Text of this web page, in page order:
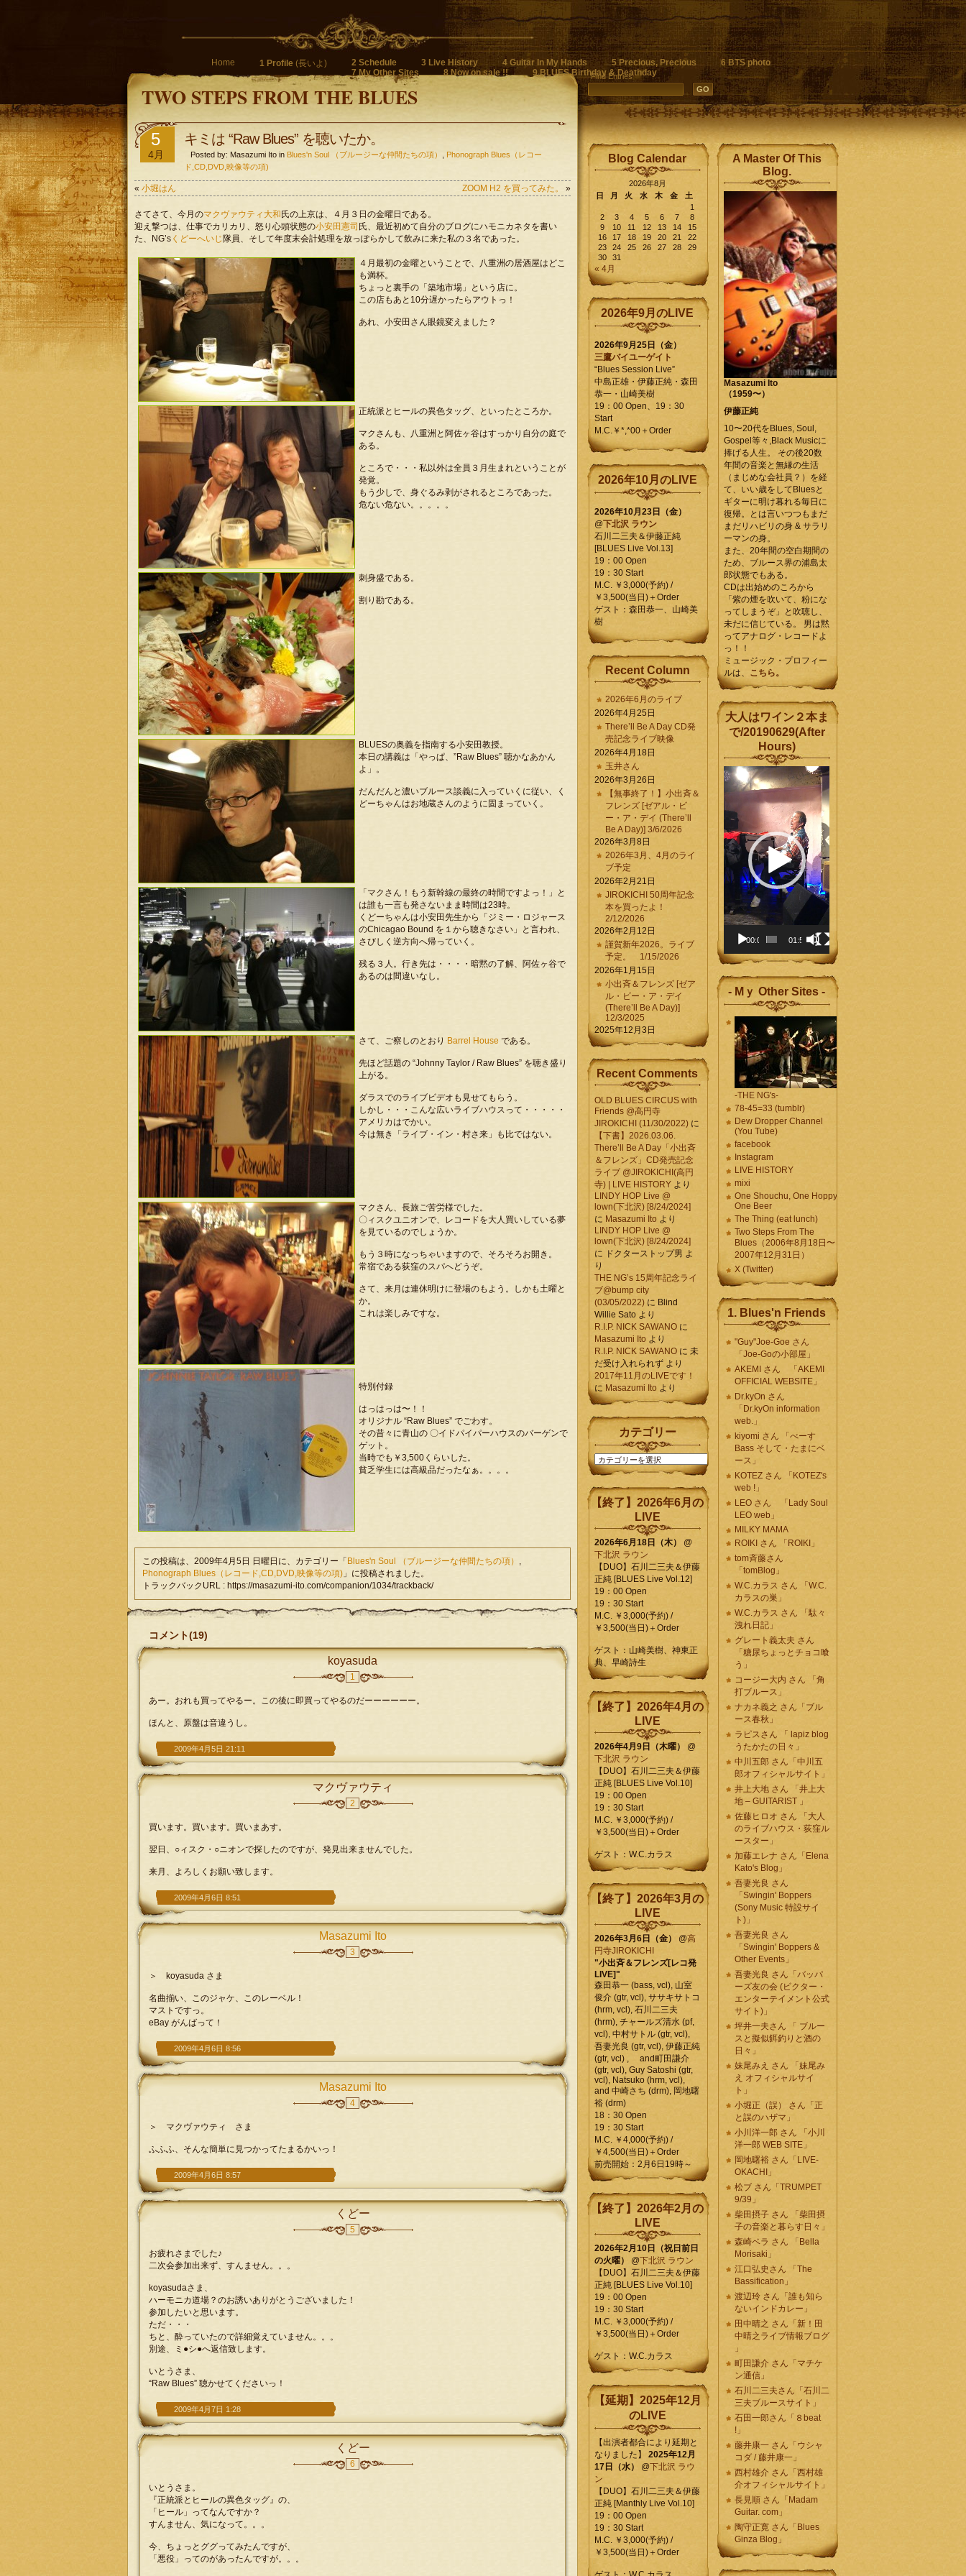
Home 1 Profile (長いよ) 2 Schedule 3 Live History 4 Guitar In My Hands 5 Precious, Precious
6 BTS photo
7 My Other Sites
8 Now on sale !! 9 BLUES Birthday & Deathday
TWO STEPS FROM THE BLUES
Find Entries
5
4月
キミは “Raw Blues” を聴いたか。
Posted by: Masazumi Ito in Blues'n Soul （ブルージーな仲間たちの項）
Phonograph Blues（レコー
ド,CD,DVD,映像等の項)
« 小堀はん ZOOM H2 を買ってみた。 »
さてさて、今月のマクヴァウティ大和 氏の上京は、４月３日の金曜日である。
迎え撃つは、仕事でカリカリ、怒り心頭状態の小安田憲司 氏、最近初めて自分のブログにハモニカネタを書い
た、NG’s くどーへいじ 隊員、そして年度末会計処理を放っぽらかして飲みに来た私の３名であった。
４月最初の金曜ということで、八重洲の居酒屋はどこ
も満杯。
ちょっと裏手の「築地市場」という店に。
この店もあと10分遅かったらアウトっ！
あれ、小安田さん眼鏡変えました？
正統派とヒールの異色タッグ、といったところか。
マクさんも、八重洲と阿佐ヶ谷はすっかり自分の庭で
ある。
ところで・・・私以外は全員３月生まれということが
発覚。
もう少しで、身ぐるみ剥がされるところであった。
危ない危ない。。。。。
刺身盛である。
割り勘である。
BLUESの奥義を指南する小安田教授。
本日の講義は「やっぱ、”Raw Blues” 聴かなあかん
よ」。
だんだんと濃いブルース談義に入っていくに従い、く
どーちゃんはお地蔵さんのように固まっていく。
「マクさん！もう新幹線の最終の時間ですよっ！」と
は誰も一言も発さないまま時間は23時。
くどーちゃんは小安田先生から「ジミー・ロジャース
のChicagao Bound を１から聴きなさい」と言われ、
さびしく逆方向へ帰っていく。
残る３人。行き先は・・・・暗黙の了解、阿佐ヶ谷で
あるのは間違いなし。
さて、ご察しのとおり Barrel House である。
先ほど話題の “Johnny Taylor / Raw Blues” を聴き盛り
上がる。
ダラスでのライブビデオも見せてもらう。
しかし・・・こんな広いライブハウスって・・・・・
アメリカはでかい。
今は無き「ライブ・イン・村さ来」も比ではない。
マクさん、長旅ご苦労様でした。
〇ィスクユニオンで、レコードを大人買いしている夢
を見ているのでしょうか。
もう３時になっちゃいますので、そろそろお開き。
常宿である荻窪のスパへどうぞ。
さて、来月は連休明けに登場のもよう。しかも土曜と
か。
これは楽しみですな。
特別付録
はっはっは〜！！
オリジナル “Raw Blues” でごわす。
その昔々に青山の 〇イドパイパーハウスのバーゲンで
ゲット。
当時でも￥3,500くらいした。
貧乏学生には高級品だったなぁ。。。。
この投稿は、2009年4月5日 日曜日に、カテゴリー「 Blues'n Soul （ブルージーな仲間たちの項） ,
Phonograph Blues（レコード,CD,DVD,映像等の項) 」に投稿されました。
トラックバックURL : https://masazumi-ito.com/companion/1034/trackback/
コメント(19)
koyasuda
1
あー。おれも買ってやるー。この後に即買ってやるのだーーーーーー。
ほんと、原盤は音違うし。
2009年4月5日 21:11
マクヴァウティ
2
買います。買います。買いまあす。
翌日、○ィスク・○ニオンで探したのですが、発見出来ませんでした。
来月、よろしくお願い致します。
2009年4月6日 8:51
Masazumi Ito
3
＞ koyasuda さま
名曲揃い、このジャケ、このレーベル！
マストですっ。
eBay がんばって！
2009年4月6日 8:56
Masazumi Ito
4
＞ マクヴァウティ さま
ふふふ、そんな簡単に見つかってたまるかいっ！
2009年4月6日 8:57
くどー
5
お疲れさまでした♪
二次会参加出来ず、すんません。。。
koyasudaさま、
ハーモニカ道場？のお誘いありがとうございました！
参加したいと思います。
ただ・・・
ちと、酔っていたので詳細覚えていません。。。
別途、ミ●シ●へ返信致します。
いとうさま、
“Raw Blues” 聴かせてくださいっ！
2009年4月7日 1:28
くどー
6
いとうさま。
『正統派とヒールの異色タッグ』の、
「ヒール」ってなんですか？
すんません、気になって。。。
今、ちょっとググってみたんですが、
「悪役」ってのがあったんですが。。。
Blog Calendar
2026年8月
日
月 火 水 木 金
土
1
2
3 4 5 6 7
8
9
10 11 12 13 14
15
16
17 18 19 20 21
22
23
24 25 26 27 28
29
30
31
« 4月
2026年9月のLIVE
2026年9月25日（金）
三鷹バイユーゲイト
“Blues Session Live”
中島正雄・伊藤正純・森田
恭一・山崎美樹
19：00 Open、19：30
Start
M.C.￥*,*00＋Order
2026年10月のLIVE
2026年10月23日（金）
@下北沢 ラウン
石川二三夫＆伊藤正純
[BLUES Live Vol.13]
19：00 Open
19：30 Start
M.C. ￥3,000(予約) /
￥3,500(当日)＋Order
ゲスト：森田恭一、山崎美
樹
Recent Column
2026年6月のライブ
2026年4月25日
There’ll Be A Day CD発
売記念ライブ映像
2026年4月18日
玉井さん
2026年3月26日
【無事終了！】小出斉＆
フレンズ [ゼアル・ビ
ー・ア・デイ (There’ll
Be A Day)] 3/6/2026
2026年3月8日
2026年3月、4月のライ
ブ予定
2026年2月21日
JIROKICHI 50周年記念
本を買ったよ！
2/12/2026
2026年2月12日
謹賀新年2026。ライブ
予定。 1/15/2026
2026年1月15日
小出斉＆フレンズ [ゼア
ル・ビー・ア・デイ
(There’ll Be A Day)]
12/3/2025
2025年12月3日
Recent Comments
OLD BLUES CIRCUS with
Friends @高円寺
JIROKICHI (11/30/2022) に
【下書】2026.03.06.
There’ll Be A Day「小出斉
＆フレンズ」CD発売記念
ライブ @JIROKICHI(高円
寺) | LIVE HISTORY より
LINDY HOP Live @
lown(下北沢) [8/24/2024]
に Masazumi Ito より
LINDY HOP Live @
lown(下北沢) [8/24/2024]
に ドクターストップ男 よ
り
THE NG’s 15周年記念ライ
ブ@bump city
(03/05/2022) に Blind
Willie Sato より
R.I.P. NICK SAWANO に
Masazumi Ito より
R.I.P. NICK SAWANO に 未
だ受け入れられず より
2017年11月のLIVEです！
に Masazumi Ito より
カテゴリー
カ
テ
リ
ー
【終了】2026年6月の
LIVE
2026年6月18日（木）
@
下北沢 ラウン
【DUO】石川二三夫＆伊藤
正純 [BLUES Live Vol.12]
19：00 Open
19：30 Start
M.C. ￥3,000(予約) /
￥3,500(当日)＋Order
ゲスト：山崎美樹、神東正
典、早崎詩生
【終了】2026年4月の
LIVE
2026年4月9日（木曜）
@
下北沢 ラウン
【DUO】石川二三夫＆伊藤
正純 [BLUES Live Vol.10]
19：00 Open
19：30 Start
M.C. ￥3,000(予約) /
￥3,500(当日)＋Order
ゲスト：W.C.カラス
【終了】2026年3月の
LIVE
2026年3月6日（金） @高
円寺JIROKICHI
"小出斉＆フレンズ[レコ発
LIVE]"
森田恭一 (bass, vcl), 山室
俊介 (gtr, vcl), ササキサトコ
(hrm, vcl), 石川二三夫
(hrm), チャールズ清水 (pf,
vcl), 中村サトル (gtr, vcl),
吾妻光良 (gtr, vcl), 伊藤正純
(gtr, vcl) , and町田謙介
(gtr, vcl), Guy Satoshi (gtr,
vcl), Natsuko (hrm, vcl),
and 中崎さち (drm), 岡地曙
裕 (drm)
18：30 Open
19：30 Start
M.C. ￥4,000(予約) /
￥4,500(当日)＋Order
前売開始：2月6日19時～
【終了】2026年2月の
LIVE
2026年2月10日（祝日前日
の火曜）
@下北沢 ラウン
【DUO】石川二三夫＆伊藤
正純 [BLUES Live Vol.10]
19：00 Open
19：30 Start
M.C. ￥3,000(予約) /
￥3,500(当日)＋Order
ゲスト：W.C.カラス
【延期】2025年12月
のLIVE
【出演者都合により延期と
なりました】 2025年12月
17日（水）
@下北沢 ラウ
ン
【DUO】石川二三夫＆伊藤
正純 [Manthly Live Vol.10]
19：00 Open
19：30 Start
M.C. ￥3,000(予約) /
￥3,500(当日)＋Order
A Master Of This
Blog.
Masazumi Ito
（1959〜）
伊藤正純
10〜20代をBlues, Soul,
Gospel等々,Black Musicに
捧げる人生。 その後20数
年間の音楽と無縁の生活
（まじめな会社員？）を経
て、いい歳をしてBluesと
ギターに明け暮れる毎日に
復帰。とは言いつつもまだ
まだリハビリの身 & サラリ
ーマンの身。
また、20年間の空白期間の
ため、ブルース界の浦島太
郎状態でもある。
CDは出始めのころから
「紫の煙を吹いて、粉にな
ってしまうぞ」と吹聴し、
未だに信じている。 男は黙
ってアナログ・レコードよ
っ！！
ミュージック・プロフィー
ルは、 こちら。
大人はワイン２本ま
で/20190629(After
Hours)
動
画
レ
ー
ヤ
ー
00:00 01:58
- Mｙ Other Sites -
-THE NG's-
78-45=33 (tumblr)
Dew Dropper Channel
(You Tube)
facebook
Instagram
LIVE HISTORY
mixi
One Shouchu, One Hoppy.
One Beer
The Thing (eat lunch)
Two Steps From The
Blues（2006年8月18日〜
2007年12月31日）
X (Twitter)
1. Blues'n Friends
"Guy"Joe-Goe さん
「Joe-Goの小部屋」
AKEMI さん 「AKEMI
OFFICIAL WEBSITE」
Dr.kyOn さん
「Dr.kyOn information
web.」
kiyomi さん 「べーす
Bass そして・たまにベ
ース」
KOTEZ さん 「KOTEZ's
web !」
LEO さん 「Lady Soul
LEO web」
MILKY MAMA
ROIKI さん 「ROIKI」
tom斉藤さん
「tomBlog」
W.C.カラス さん 「W.C.
カラスの巣」
W.C.カラス さん 「駄々
洩れ日記」
グレート義太夫 さん
「糖尿ちょっとチョコ喰
う」
コージー大内 さん 「角
打ブルース」
ナカネ義之 さん「ブル
ース春秋」
ラピスさん 「 lapiz blog
うたかたの日々」
中川五郎 さん「中川五
郎オフィシャルサイト」
井上大地 さん 「井上大
地 – GUITARIST 」
佐藤ヒロオ さん 「大人
のライブハウス・荻窪ル
ースター」
加藤エレナ さん「Elena
Kato's Blog」
吾妻光良 さん
「Swingin' Boppers
(Sony Music 特設サイ
ト)」
吾妻光良 さん
「Swingin' Boppers &
Other Events」
吾妻光良 さん「バッパ
ーズ友の会 (ビクター・
エンターテイメント公式
サイト)」
坪井一夫さん 「 ブルー
スと擬似餌釣りと酒の
日々」
妹尾みえ さん 「妹尾み
え オフィシャルサイ
ト」
小堀正（誤） さん「正
と誤のハザマ」
小川洋一郎 さん 「小川
洋一郎 WEB SITE」
岡地曙裕 さん「LIVE-
OKACHI」
松ブ さん「TRUMPET
9/39」
柴田摂子 さん 「柴田摂
子の音楽と暮らす日々」
森崎ベラ さん 「Bella
Morisaki」
江口弘史さん 「The
Bassification」
渡辺玲 さん「誰も知ら
ないインドカレー」
田中晴之 さん「新！田
中晴之ライブ情報ブログ
」
町田謙介 さん「マチケ
ン通信」
石川二三夫さん「石川二
三夫ブルースサイト」
石田一郎さん「８beat
!」
藤井康一 さん「ウシャ
コダ / 藤井康一」
西村雄介 さん「西村雄
介オフィシャルサイト」
長見順 さん「Madam
Guitar. com」
陶守正寛 さん「Blues
Ginza Blog」